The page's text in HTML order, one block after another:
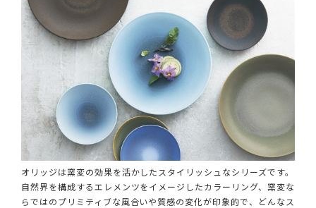
オリッジは窯変の効果を活かしたスタイリッシュなシリーズです。
自然界を構成するエレメンツをイメージしたカラーリング、窯変な
らではのプリミティブな風合いや質感の変化が印象的で、どんなス